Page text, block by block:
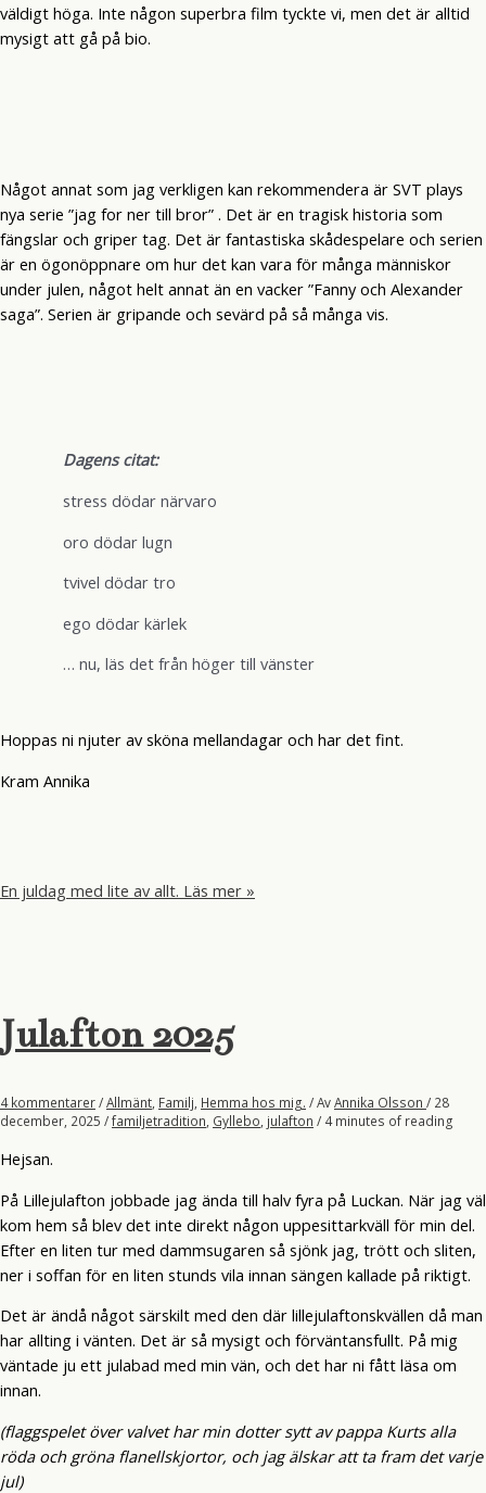
väldigt höga. Inte någon superbra film tyckte vi, men det är alltid
mysigt att gå på bio.
Något annat som jag verkligen kan rekommendera är SVT plays
nya serie ”jag for ner till bror” . Det är en tragisk historia som
fängslar och griper tag. Det är fantastiska skådespelare och serien
är en ögonöppnare om hur det kan vara för många människor
under julen, något helt annat än en vacker ”Fanny och Alexander
saga”. Serien är gripande och sevärd på så många vis.
Dagens citat:
stress dödar närvaro
oro dödar lugn
tvivel dödar tro
ego dödar kärlek
… nu, läs det från höger till vänster
Hoppas ni njuter av sköna mellandagar och har det fint.
Kram Annika
En juldag med lite av allt. Läs mer »
Julafton 2025
4 kommentarer/Allmänt, Familj, Hemma hos mig. / AvAnnika Olsson / 28
december, 2025 /familjetradition, Gyllebo, julafton / 4 minutes of reading
Hejsan.
På Lillejulafton jobbade jag ända till halv fyra på Luckan. När jag väl
kom hem så blev det inte direkt någon uppesittarkväll för min del.
Efter en liten tur med dammsugaren så sjönk jag, trött och sliten,
ner i soffan för en liten stunds vila innan sängen kallade på riktigt.
Det är ändå något särskilt med den där lillejulaftonskvällen då man
har allting i vänten. Det är så mysigt och förväntansfullt. På mig
väntade ju ett julabad med min vän, och det har ni fått läsa om
innan.
(flaggspelet över valvet har min dotter sytt av pappa Kurts alla
röda och gröna flanellskjortor, och jag älskar att ta fram det varje
jul)